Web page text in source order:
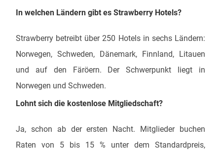
In welchen Ländern gibt es Strawberry Hotels?
Strawberry betreibt über 250 Hotels in sechs Ländern:
Norwegen, Schweden, Dänemark, Finnland, Litauen
und auf den Färöern. Der Schwerpunkt liegt in
Norwegen und Schweden.
Lohnt sich die kostenlose Mitgliedschaft?
Ja, schon ab der ersten Nacht. Mitglieder buchen
Raten von 5 bis 15 % unter dem Standardpreis,